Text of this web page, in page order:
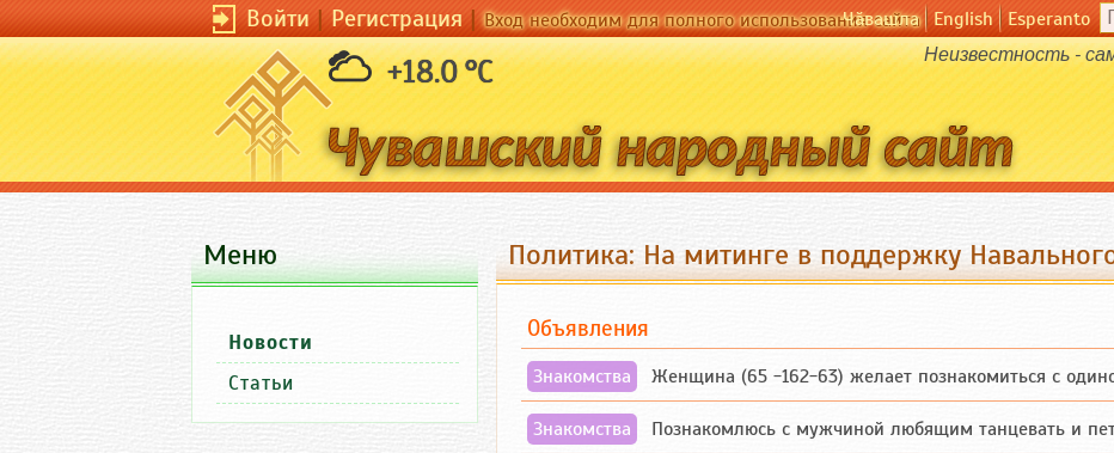
Войти|Регистрация|Вход необходим для полного использования сайта
Чӑвашла English Esperanto
+18.0 °C Неизвестность -
Политика: На митинге в поддержку
Объявления
Знакомства Женщина (65 -162-63) желает познакомиться с
Знакомства Познакомлюсь с мужчиной любящим танцевать и
Меню
Новости
Статьи